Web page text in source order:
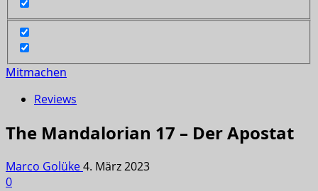
Mitmachen
Reviews
The Mandalorian 17 – Der Apostat
Marco Golüke4. März 2023
0